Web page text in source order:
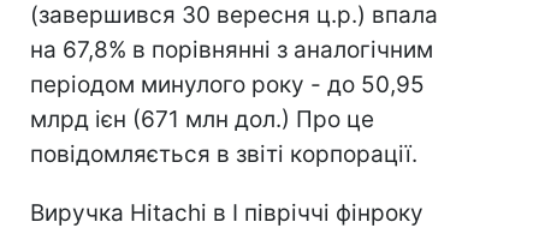
(завершився 30 вересня ц.р.) впала
на 67,8% в порівнянні з аналогічним
періодом минулого року - до 50,95
млрд ієн (671 млн дол.) Про це
повідомляється в звіті корпорації.
Виручка Hitachi в I півріччі фінроку